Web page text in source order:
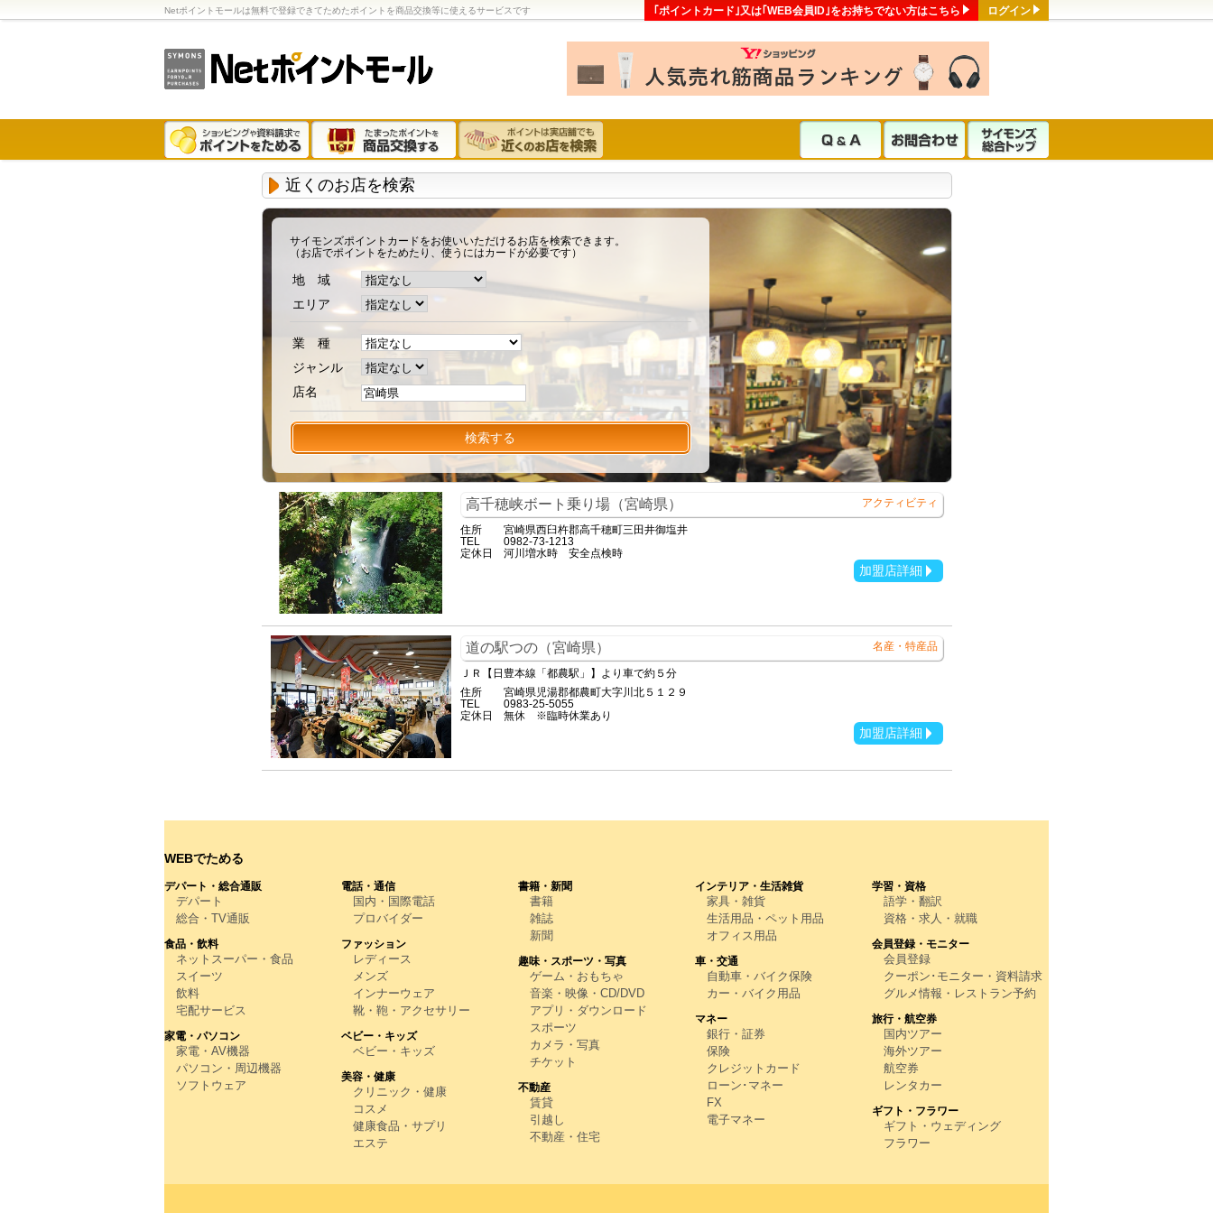
Netポイントモールは無料で登録できてためたポイントを商品交換等に使えるサービスです ｢ポイントカード｣又は｢WEB会員ID｣をお持ちでない方はこちら ログイン
近くのお店を検索
サイモンズポイントカードをお使いいただけるお店を検索できます。
（お店でポイントをためたり、使うにはカードが必要です）
地 域
エリア
業 種
ジャンル
店名
検索する
アクティビティ
高千穂峡ボート乗り場（宮崎県）
住所
宮崎県西臼杵郡高千穂町三田井御塩井
TEL
0982-73-1213
定休日
河川増水時 安全点検時
加盟店詳細
名産・特産品
道の駅つの（宮崎県）
ＪＲ【日豊本線「都農駅」】より車で約５分
住所
宮崎県児湯郡都農町大字川北５１２９
TEL
0983-25-5055
定休日
無休 ※臨時休業あり
加盟店詳細
WEBでためる
デパート・総合通販
デパート
総合・TV通販
食品・飲料
ネットスーパー・食品
スイーツ
飲料
宅配サービス
家電・パソコン
家電・AV機器
パソコン・周辺機器
ソフトウェア
電話・通信
国内・国際電話
プロバイダー
ファッション
レディース
メンズ
インナーウェア
靴・鞄・アクセサリー
ベビー・キッズ
ベビー・キッズ
美容・健康
クリニック・健康
コスメ
健康食品・サプリ
エステ
書籍・新聞
書籍
雑誌
新聞
趣味・スポーツ・写真
ゲーム・おもちゃ
音楽・映像・CD/DVD
アプリ・ダウンロード
スポーツ
カメラ・写真
チケット
不動産
賃貸
引越し
不動産・住宅
インテリア・生活雑貨
家具・雑貨
生活用品・ペット用品
オフィス用品
車・交通
自動車・バイク保険
カー・バイク用品
マネー
銀行・証券
保険
クレジットカード
ローン･マネー
FX
電子マネー
学習・資格
語学・翻訳
資格・求人・就職
会員登録・モニター
会員登録
クーポン･モニター・資料請求
グルメ情報・レストラン予約
旅行・航空券
国内ツアー
海外ツアー
航空券
レンタカー
ギフト・フラワー
ギフト・ウェディング
フラワー